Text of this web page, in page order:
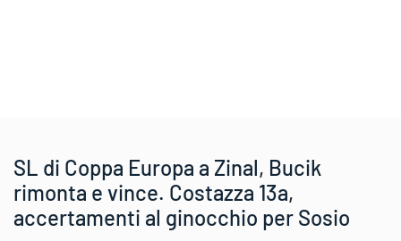
SL di Coppa Europa a Zinal, Bucik
rimonta e vince. Costazza 13a,
accertamenti al ginocchio per Sosio